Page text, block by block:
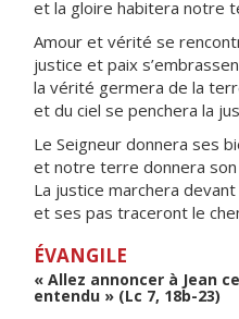
et la gloire habitera notre
Amour et vérité se
justice et paix
la vérité germera de la
et du ciel se penchera la
Le Seigneur donnera ses
et notre terre donnera
La justice marchera devant
et ses pas traceront le
ÉVANGILE
« Allez annoncer à Jean
entendu » (Lc 7, 18b-23)